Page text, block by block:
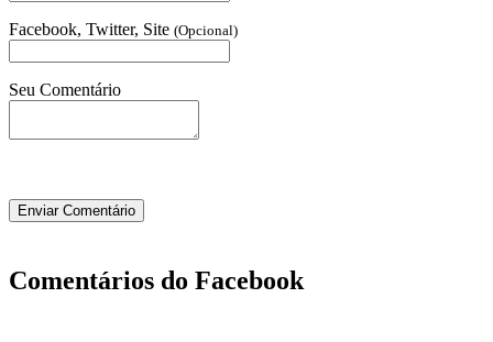
Facebook, Twitter, Site (Opcional)
Seu Comentário
Comentários do Facebook